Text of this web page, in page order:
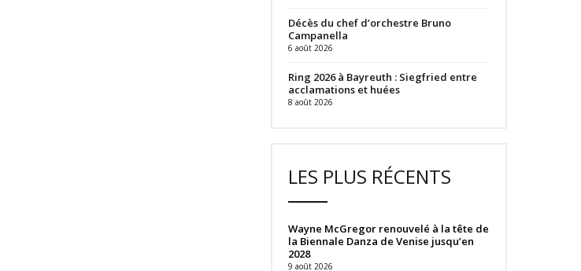
Décès du chef d’orchestre Bruno
Campanella
6 août 2026
Ring 2026 à Bayreuth : Siegfried entre
acclamations et huées
8 août 2026
LES PLUS RÉCENTS
Wayne McGregor renouvelé à la tête de
la Biennale Danza de Venise jusqu’en
2028
9 août 2026